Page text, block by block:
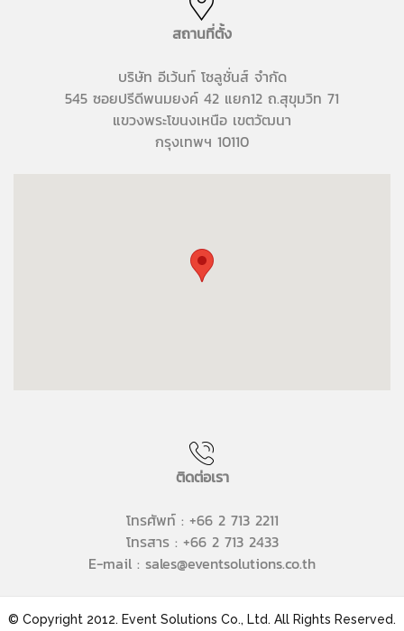
สถานที่ตั้ง
บริษัท อีเว้นท์ โซลูชั่นส์ จำกัด
545 ซอยปรีดีพนมยงค์ 42 แยก12 ถ.สุขุมวิท 71
แขวงพระโขนงเหนือ เขตวัฒนา
กรุงเทพฯ 10110
ติดต่อเรา
โทรศัพท์ : +66 2 713 2211
โทรสาร : +66 2 713 2433
E-mail : sales@eventsolutions.co.th
© Copyright 2012. Event Solutions Co., Ltd. All Rights Reserved.